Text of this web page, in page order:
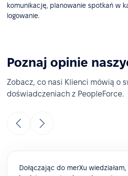
komunikację, planowanie spotkań w
logowanie.
Poznaj opinie
Zobacz, co nasi Klienci mówią o
doświadczeniach z PeopleForce.
Dołączając do merXu wiedziałam,